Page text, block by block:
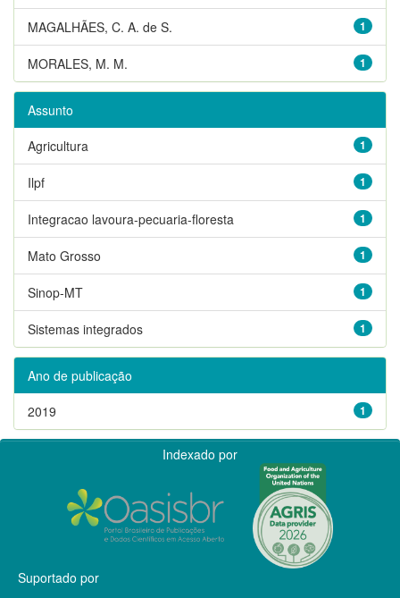
1
MAGALHÃES, C. A. de S.
1
MORALES, M. M.
Assunto
1
Agricultura
1
Ilpf
1
Integracao lavoura-pecuaria-floresta
1
Mato Grosso
1
Sinop-MT
1
Sistemas integrados
Ano de publicação
1
2019
Indexado por
Suportado por